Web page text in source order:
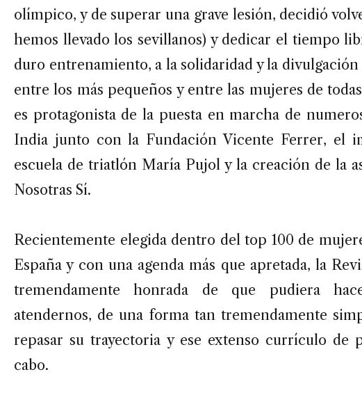
olímpico, y de superar una grave lesión, decidió
hemos llevado los sevillanos) y dedicar el tiempo
duro entrenamiento, a la solidaridad y la divulgación
entre los más pequeños y entre las mujeres de
es protagonista de la puesta en marcha de
India junto con la Fundación Vicente Ferrer, el
escuela de triatlón María Pujol y la creación de la
Nosotras Sí.
Recientemente elegida dentro del top 100 de
España y con una agenda más que apretada, la
tremendamente honrada de que pudiera
atendernos, de una forma tan tremendamente
repasar su trayectoria y ese extenso currículo de
cabo.